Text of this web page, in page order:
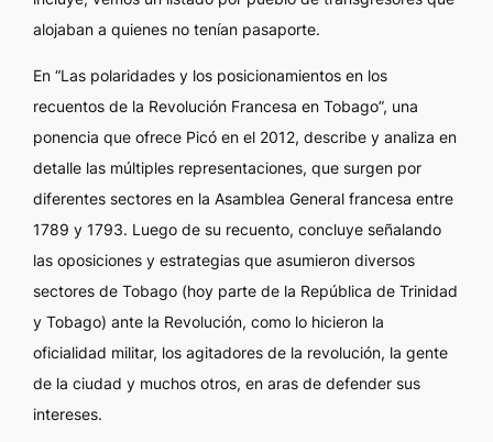
alojaban a quienes no tenían pasaporte.
En “Las polaridades y los posicionamientos en los
recuentos de la Revolución Francesa en Tobago”, una
ponencia que ofrece Picó en el 2012, describe y analiza en
detalle las múltiples representaciones, que surgen por
diferentes sectores en la Asamblea General francesa entre
1789 y 1793. Luego de su recuento, concluye señalando
las oposiciones y estrategias que asumieron diversos
sectores de Tobago (hoy parte de la República de Trinidad
y Tobago) ante la Revolución, como lo hicieron la
oficialidad militar, los agitadores de la revolución, la gente
de la ciudad y muchos otros, en aras de defender sus
intereses.